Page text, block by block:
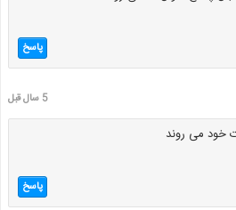
پاسخ
5 سال قبل
خود می روند
پاسخ